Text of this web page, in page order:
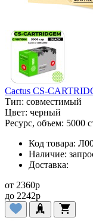
Cactus CS-
Тип: совместимый
Цвет: черный
Ресурс, объем: 5000
Код товара:
Наличие:
Доставка:
от 2360p
до 2242p